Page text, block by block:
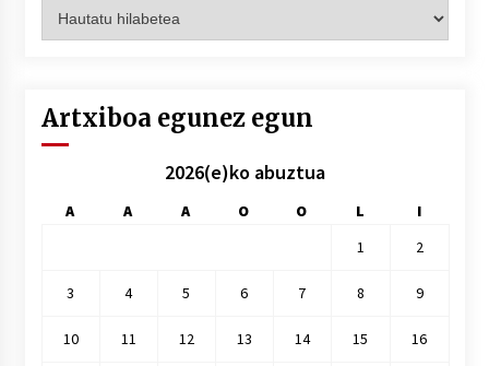
hilez
Artxiboa egunez egun
2026(e)ko abuztua
A A A O O L
I
1
2
3 4 5 6 7 8 9
10 11 12 13 14 15 16